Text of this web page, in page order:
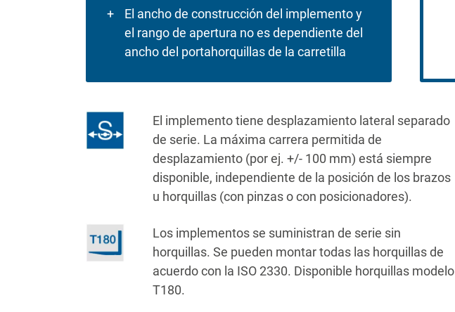
El ancho de construcción del implemento y
el rango de apertura no es dependiente del
ancho del portahorquillas de la carretilla
El implemento tiene desplazamiento lateral separado
de serie. La máxima carrera permitida de
desplazamiento (por ej. +/- 100 mm) está siempre
disponible, independiente de la posición de los brazos
u horquillas (con pinzas o con posicionadores).
Los implementos se suministran de serie sin
horquillas. Se pueden montar todas las horquillas de
acuerdo con la ISO 2330. Disponible horquillas modelo
T180.